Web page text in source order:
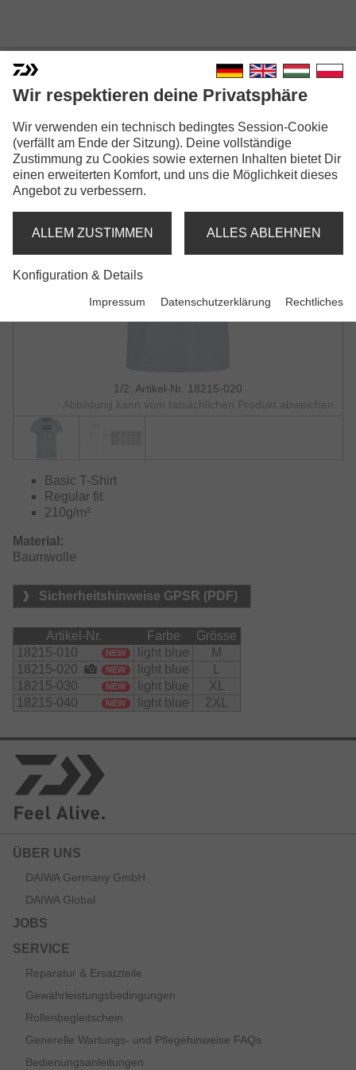
DAIWA D-VEC T-SHIRT
TROUT
KURZARM-SHIRT | LIGHT BLUE
1/2: Artikel-Nr. 18215-020
Abbildung kann vom tatsächlichen Produkt abweichen.
Basic T-Shirt
Regular fit
210g/m²
Material:
Baumwolle
Sicherheitshinweise GPSR (PDF)
Artikel-Nr. Farbe
Grösse
18215-010
NEW light blue
M
18215-020
NEW light blue
18215-030
NEW light blue
XL
18215-040
NEW light blue 2XL
ÜBER UNS
DAIWA Germany GmbH
DAIWA Global
JOBS
SERVICE
Reparatur & Ersatzteile
Gewährleistungsbedingungen
Rollenbegleitschein
Generelle Wartungs- und Pflegehinweise FAQs
Bedienungsanleitungen
Wir respektieren deine Privatsphäre
Wir verwenden ein technisch bedingtes Session-Cookie
(verfällt am Ende der Sitzung). Deine vollständige
Zustimmung zu Cookies sowie externen Inhalten bietet Dir
einen erweiterten Komfort, und uns die Möglichkeit dieses
Angebot zu verbessern.
ALLEM ZUSTIMMEN ALLES ABLEHNEN
Konfiguration & Details
Impressum Datenschutzerklärung Rechtliches